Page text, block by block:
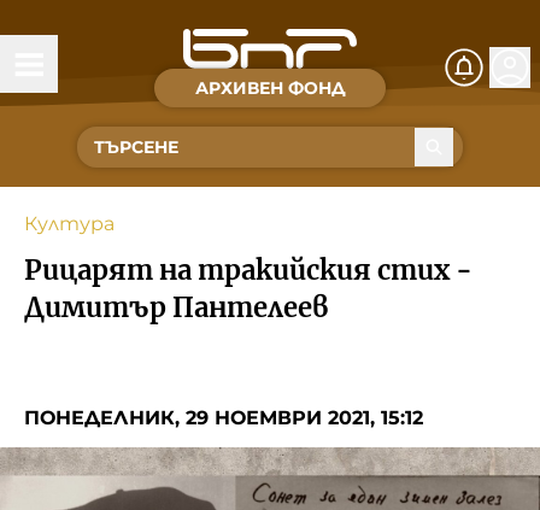
АРХИВЕН ФОНД
Времена и хора
Култура
Музика
Спорт
Съвет за електронни медии
БНР Новини
Култура
Рицарят на тракийския стих -
Димитър Пантелеев
ПОНЕДЕЛНИК, 29 НОЕМВРИ 2021, 15:12